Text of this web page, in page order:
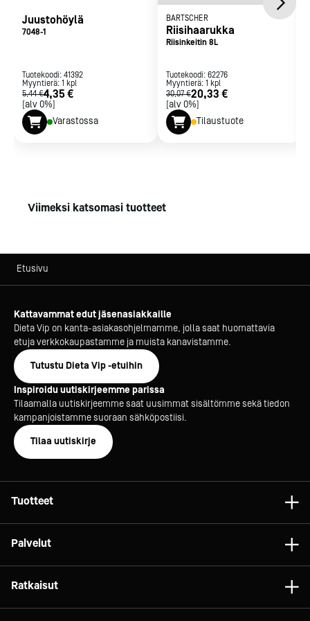
Juustohöylä
7048-1
Tuotekoodi: 41392
Myyntierä: 1 kpl
5,44 €4,35 €
[alv 0%]
Varastossa
BARTSCHER
Riisihaarukka
Riisinkeitin 8L
Tuotekoodi: 62276
Myyntierä: 1 kpl
30,07 €20,33 €
[alv 0%]
Tilaustuote
Viimeksi katsomasi tuotteet
Etusivu
Kattavammat edut jäsenasiakkaille
Dieta Vip on kanta-asiakasohjelmamme, jolla saat huomattavia
etuja verkkokaupastamme ja muista kanavistamme.
Tutustu Dieta Vip -etuihin
Inspiroidu uutiskirjeemme parissa
Tilaamalla uutiskirjeemme saat uusimmat sisältömme sekä tiedon
kampanjoistamme suoraan sähköpostiisi.
Tilaa uutiskirje
Tuotteet
Tarvikkeet
Vaunut ja kalusteet
Palvelut
Konsultointi
Ratkaisut